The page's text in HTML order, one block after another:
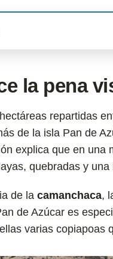
la pena
repartidas
de la isla Pan de
explica que en
quebradas y
de la camanchaca,
de Azúcar es
varias copiapoas